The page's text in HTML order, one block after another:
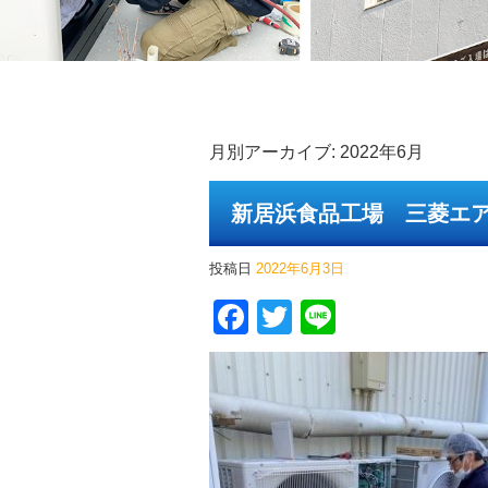
月別アーカイブ: 2022年6月
新居浜食品工場 三菱エ
投稿日 2022年6月3日
Facebook
Twitter